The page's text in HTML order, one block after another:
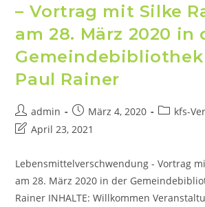
– Vortrag mit Silke
am 28. März 2020 in
Paul Rainer
admin März 4, 2020
kfs-
April 23, 2021
Lebensmittelverschwendung - Vortrag
am 28. März 2020 in der
Rainer INHALTE: Willkommen